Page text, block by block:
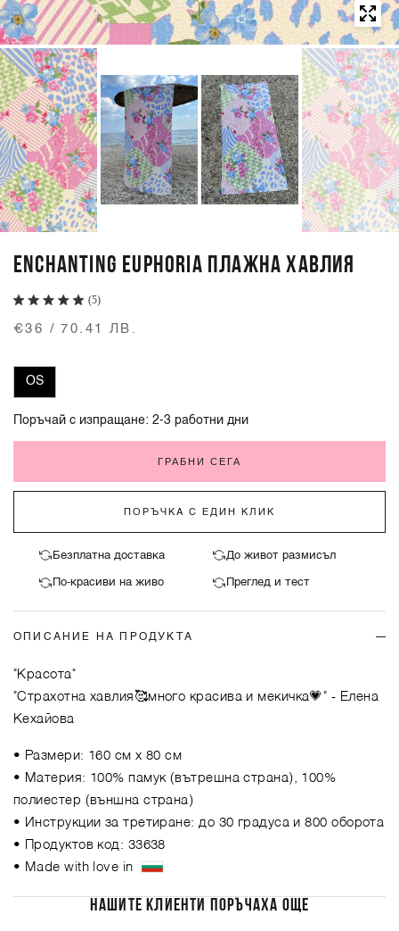
ENCHANTING EUPHORIA ПЛАЖНА ХАВЛИЯ
(5)
€36 / 70.41 ЛВ.
OS
Поръчай с изпращане: 2-3 работни дни
ГРАБНИ СЕГА
ПОРЪЧКА С ЕДИН КЛИК
Безплатна доставка До живот размисъл
По-красиви на живо Преглед и тест
ОПИСАНИЕ НА ПРОДУКТА
"Красота"
"Страхотна хавлия🥰много красива и мекичка💗" - Елена
Кехайова
• Размери: 160 см х 80 см
• Материя: 100% памук (вътрешна страна), 100%
полиестер (външна страна)
• Инструкции за третиране: до 30 градуса и 800 оборота
• Продуктов код: 33638
• Made with love in
НАШИТЕ КЛИЕНТИ ПОРЪЧАХА ОЩЕ